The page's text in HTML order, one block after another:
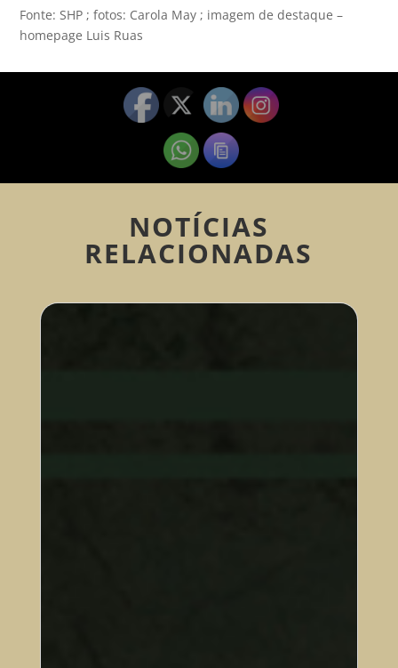
Fonte: SHP ; fotos: Carola May ; imagem de destaque –
homepage Luis Ruas
NOTÍCIAS
RELACIONADAS